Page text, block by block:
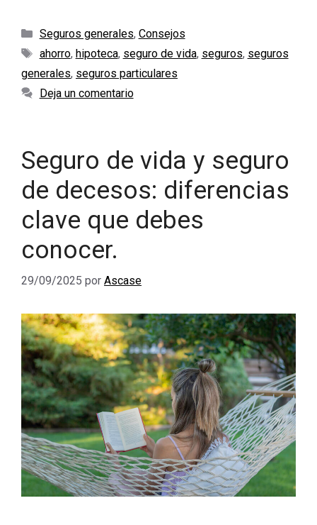
Categorías
Seguros generales, Consejos
Etiquetas
ahorro, hipoteca, seguro de vida, seguros, seguros
generales, seguros particulares
Deja un comentario
Seguro de vida y seguro
de decesos: diferencias
clave que debes
conocer.
29/09/2025 por Ascase